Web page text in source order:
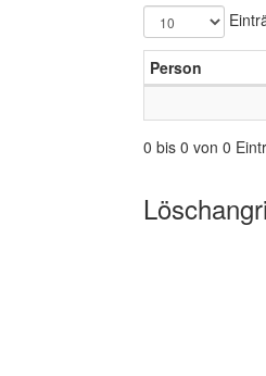
Person
0 bis 0 von 0